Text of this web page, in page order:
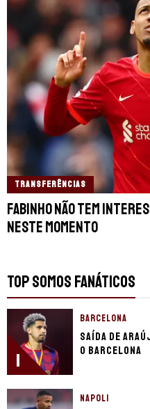
TRANSFERÊNCIAS
Fabinho não tem
neste momento
TOP SOMOS FANÁTICOS
1
BARCELONA
Saída de
o Barcelona
NAPOLI